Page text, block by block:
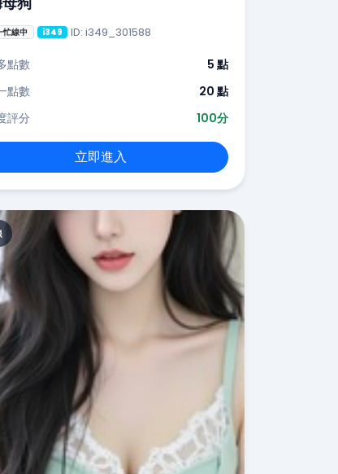
忙線中 i349 ID: i349_301588
點數
5 點
點數
20 點
評分
100分
立即進入